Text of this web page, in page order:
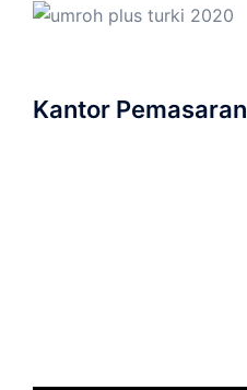
Kantor Pemasaran